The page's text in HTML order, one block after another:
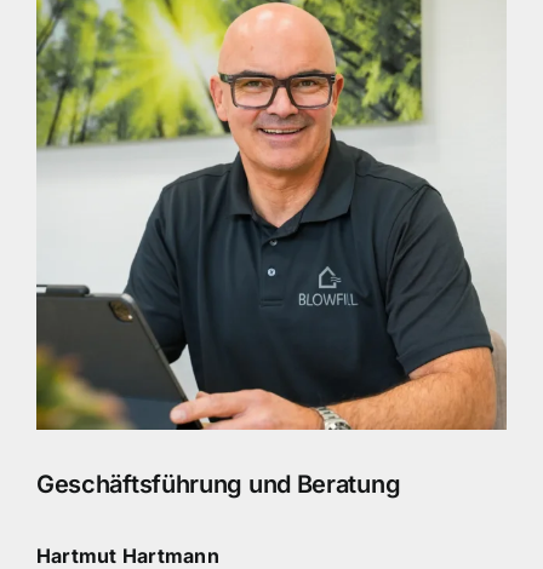
Geschäftsführung und Beratung
Hartmut Hartmann